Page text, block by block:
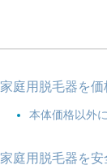
家庭用脱毛器を
本体価格以外
家庭用脱毛器を